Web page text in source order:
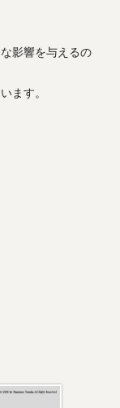
影響を与えるの
ます。